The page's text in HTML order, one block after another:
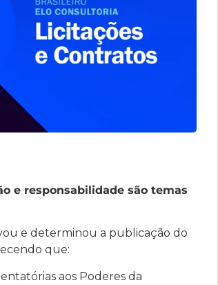
e responsabilidade são temas
e determinou a publicação do
que:
aos Poderes da